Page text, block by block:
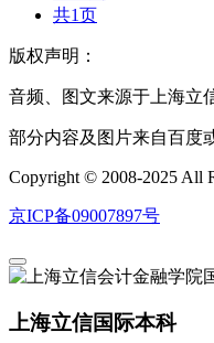
共1页
版权声明：
音频、图文来源于上海立
部分内容及图片来自百度
Copyright © 2008-2025 All
京ICP备09007897号
上海立信国际本科